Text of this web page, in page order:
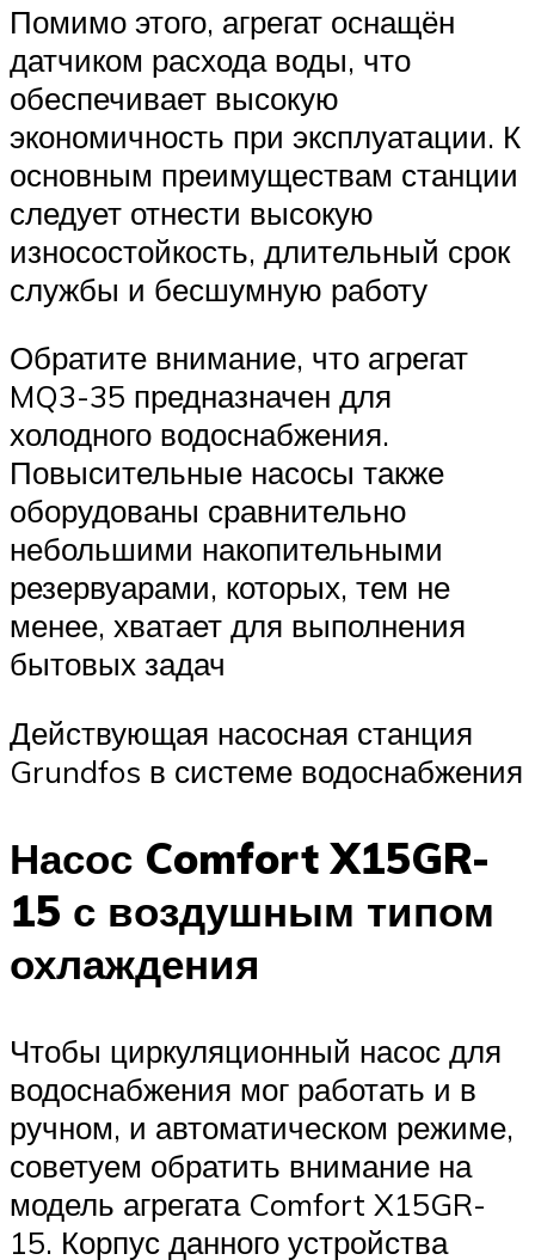
Помимо этого, агрегат оснащён
датчиком расхода воды, что
обеспечивает высокую
экономичность при эксплуатации. К
основным преимуществам станции
следует отнести высокую
износостойкость, длительный срок
службы и бесшумную работу
Обратите внимание, что агрегат
MQ3-35 предназначен для
холодного водоснабжения.
Повысительные насосы также
оборудованы сравнительно
небольшими накопительными
резервуарами, которых, тем не
менее, хватает для выполнения
бытовых задач
Действующая насосная станция
Grundfos в системе водоснабжения
Насос Comfort X15GR-
15 с воздушным типом
охлаждения
Чтобы циркуляционный насос для
водоснабжения мог работать и в
ручном, и автоматическом режиме,
советуем обратить внимание на
модель агрегата Comfort X15GR-
15. Корпус данного устройства